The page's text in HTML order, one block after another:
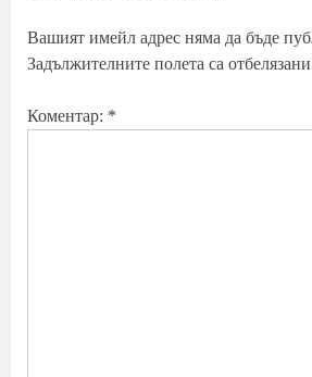
Вашият имейл адрес няма да бъде
Задължителните полета са
Коментар: *